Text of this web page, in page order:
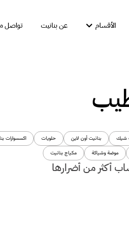
الأقسام عن بنانيت تواصل
شيك بنانيت أون لاين حلويات اكسسوارات
موضة وشياكة مكياج بنانيت
أكثر من أضرارها